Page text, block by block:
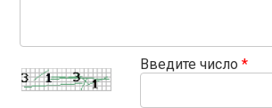
Введите число *